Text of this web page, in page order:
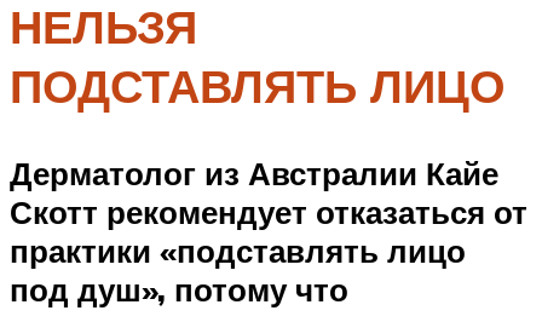
НЕЛЬЗЯ
ПОДСТАВЛЯТЬ ЛИЦО
Дерматолог из Австралии Кайе
Скотт рекомендует отказаться от
практики «подставлять лицо
под душ», потому что